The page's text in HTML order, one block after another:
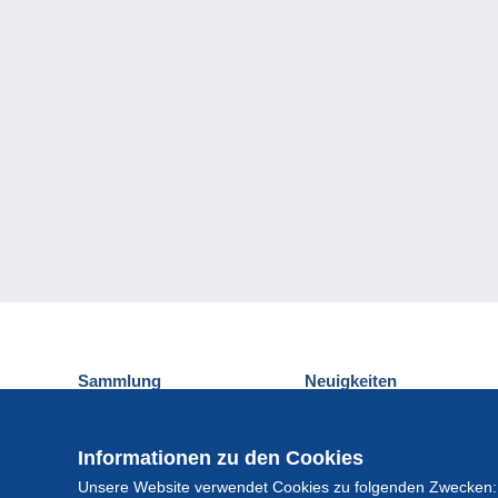
Informationen zu den Cookies
Unsere Website verwendet Cookies zu folgenden
Sammlung
Münzen und Banknoten
Andere Sammlungen
Neuigkeiten